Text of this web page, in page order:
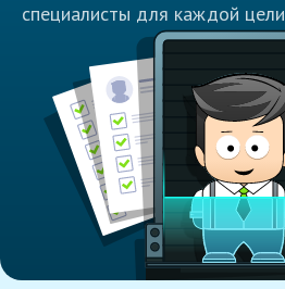
специалисты для каждой цели